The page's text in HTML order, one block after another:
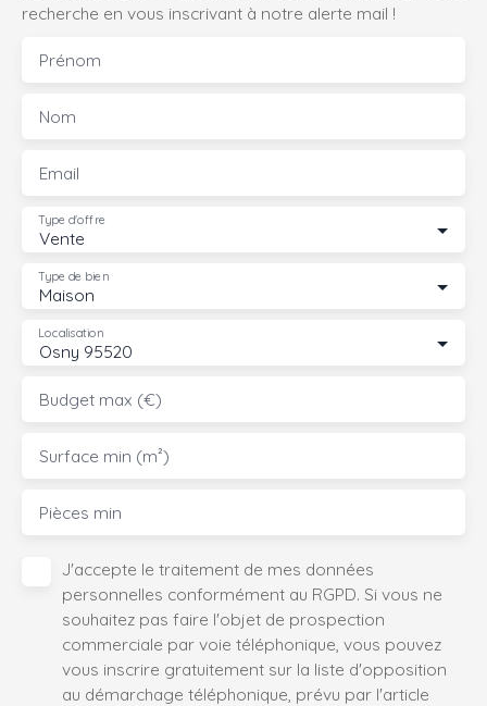
recherche en vous inscrivant à notre alerte mail !
Prénom
Nom
Email
Vente
Type d'offre
Maison
Type de bien
Osny 95520
Localisation
Budget max (€)
Surface min (m²)
Pièces min
J'accepte le traitement de mes données
personnelles conformément au RGPD. Si vous ne
souhaitez pas faire l'objet de prospection
commerciale par voie téléphonique, vous pouvez
vous inscrire gratuitement sur la liste d'opposition
au démarchage téléphonique, prévu par l'article